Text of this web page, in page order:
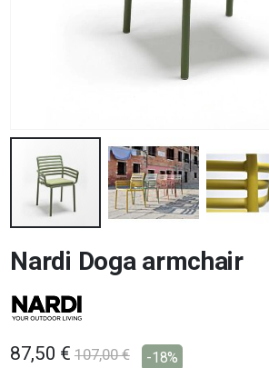
all'inizio
della
galleria
di
Nardi Doga armchair
87,50 € 107,00 € -18%